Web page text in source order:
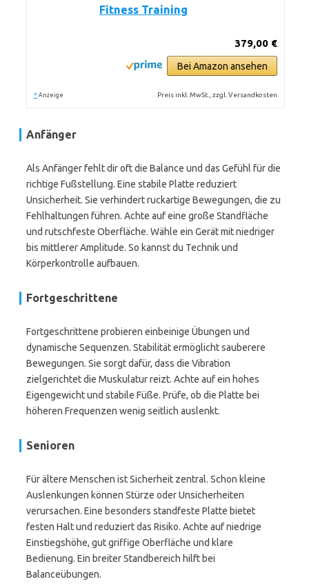
Fitness Training
379,00 €
Bei Amazon ansehen
* Anzeige Preis inkl. MwSt., zzgl. Versandkosten
Anfänger
Als Anfänger fehlt dir oft die Balance und das Gefühl für die
richtige Fußstellung. Eine stabile Platte reduziert
Unsicherheit. Sie verhindert ruckartige Bewegungen, die zu
Fehlhaltungen führen. Achte auf eine große Standfläche
und rutschfeste Oberfläche. Wähle ein Gerät mit niedriger
bis mittlerer Amplitude. So kannst du Technik und
Körperkontrolle aufbauen.
Fortgeschrittene
Fortgeschrittene probieren einbeinige Übungen und
dynamische Sequenzen. Stabilität ermöglicht sauberere
Bewegungen. Sie sorgt dafür, dass die Vibration
zielgerichtet die Muskulatur reizt. Achte auf ein hohes
Eigengewicht und stabile Füße. Prüfe, ob die Platte bei
höheren Frequenzen wenig seitlich auslenkt.
Senioren
Für ältere Menschen ist Sicherheit zentral. Schon kleine
Auslenkungen können Stürze oder Unsicherheiten
verursachen. Eine besonders standfeste Platte bietet
festen Halt und reduziert das Risiko. Achte auf niedrige
Einstiegshöhe, gut griffige Oberfläche und klare
Bedienung. Ein breiter Standbereich hilft bei
Balanceübungen.